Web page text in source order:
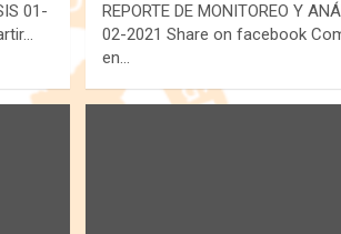
01-
REPORTE DE MONITOREO Y
02-2021 Share on facebook
en…